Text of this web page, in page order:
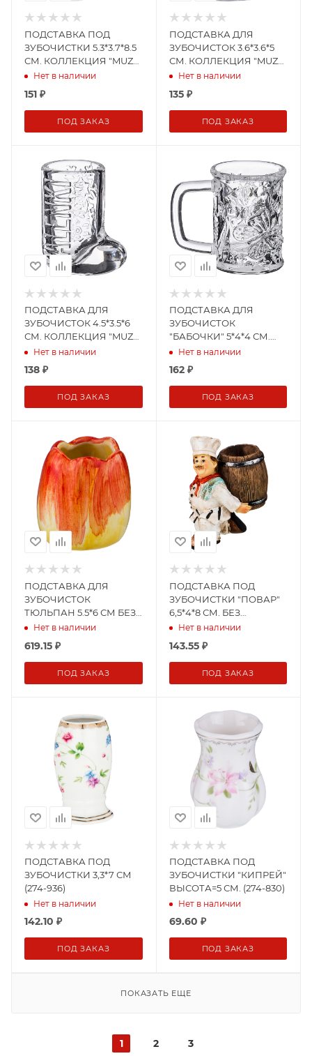
ПОДСТАВКА ПОД
ЗУБОЧИСТКИ 5.3*3.7*8.5
СМ. КОЛЛЕКЦИЯ "MUZA"
(355-182)
Нет в наличии
151 ₽
ПОД ЗАКАЗ
ПОДСТАВКА ДЛЯ
ЗУБОЧИСТОК 3.6*3.6*5
СМ. КОЛЛЕКЦИЯ "MUZA"
(355-249)
Нет в наличии
135₽
ПОД ЗАКАЗ
ПОДСТАВКА ДЛЯ
ЗУБОЧИСТОК 4.5*3.5*6
СМ. КОЛЛЕКЦИЯ "MUZA"
(355-268)
Нет в наличии
138 ₽
ПОД ЗАКАЗ
ПОДСТАВКА ДЛЯ
ЗУБОЧИСТОК
"БАБОЧКИ" 5*4*4 СМ.
КОЛЛЕКЦИЯ "MUZA"
Нет в наличии
162₽
ПОД ЗАКАЗ
ПОДСТАВКА ДЛЯ
ЗУБОЧИСТОК
ТЮЛЬПАН 5.5*6 СМ БЕЗ
УПАКОВКИ (628-695)
Нет в наличии
619.15 ₽
ПОД ЗАКАЗ
ПОДСТАВКА ПОД
ЗУБОЧИСТКИ "ПОВАР"
6,5*4*8 СМ. БЕЗ
УПАКОВКИ (146-1226)
Нет в наличии
143.55₽
ПОД ЗАКАЗ
ПОДСТАВКА ПОД
ЗУБОЧИСТКИ 3,3*7 СМ
(274-936)
Нет в наличии
142.10 ₽
ПОД ЗАКАЗ
ПОДСТАВКА ПОД
ЗУБОЧИСТКИ "КИПРЕЙ"
ВЫСОТА=5 СМ. (274-830)
Нет в наличии
69.60 ₽
ПОД ЗАКАЗ
ПОКАЗАТЬ ЕЩЕ
1 2 3